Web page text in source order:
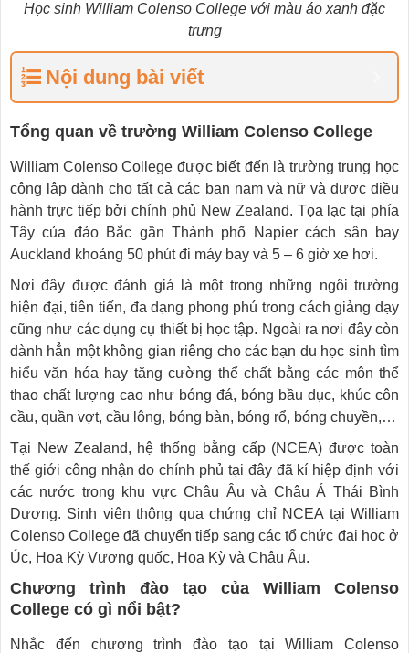
Học sinh William Colenso College với màu áo xanh đặc
trưng
Nội dung bài viết
Tổng quan về trường William Colenso College
William Colenso College được biết đến là trường trung học
công lập dành cho tất cả các bạn nam và nữ và được điều
hành trực tiếp bởi chính phủ New Zealand. Tọa lạc tại phía
Tây của đảo Bắc gần Thành phố Napier cách sân bay
Auckland khoảng 50 phút đi máy bay và 5 – 6 giờ xe hơi.
Nơi đây được đánh giá là một trong những ngôi trường
hiện đại, tiên tiến, đa dạng phong phú trong cách giảng dạy
cũng như các dụng cụ thiết bị học tập. Ngoài ra nơi đây còn
dành hẳn một không gian riêng cho các bạn du học sinh tìm
hiểu văn hóa hay tăng cường thể chất bằng các môn thể
thao chất lượng cao như bóng đá, bóng bầu dục, khúc côn
cầu, quần vợt, cầu lông, bóng bàn, bóng rổ, bóng chuyền,…
Tại New Zealand, hệ thống bằng cấp (NCEA) được toàn
thế giới công nhận do chính phủ tại đây đã kí hiệp định với
các nước trong khu vực Châu Âu và Châu Á Thái Bình
Dương. Sinh viên thông qua chứng chỉ NCEA tại William
Colenso College đã chuyển tiếp sang các tổ chức đại học ở
Úc, Hoa Kỳ Vương quốc, Hoa Kỳ và Châu Âu.
Chương trình đào tạo của William Colenso
College có gì nổi bật?
Nhắc đến chương trình đào tạo tại William Colenso